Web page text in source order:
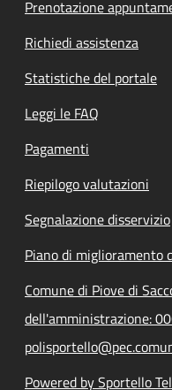
Prenotazione
Richiedi assistenza
Statistiche del portale
Leggi le FAQ
Pagamenti
Riepilogo valutazioni
Segnalazione disservizio
Piano di miglioramento
Comune di Piove di
dell'amministrazione:
Powered by Sportello